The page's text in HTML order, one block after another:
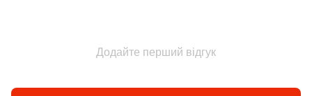
Додайте перший відгук